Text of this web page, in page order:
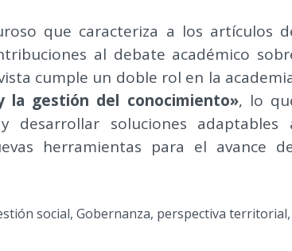
que caracteriza a los artículos
al debate académico
cumple un doble rol en la
la gestión del conocimiento», lo
desarrollar soluciones adaptables
herramientas para el avance
social, Gobernanza, perspectiva territorial,